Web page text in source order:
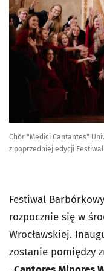
Chór "Medici Cantantes"
z poprzedniej edycji
Festiwal
rozpocznie się w
Wrocławskiej.
zostanie pomiędzy